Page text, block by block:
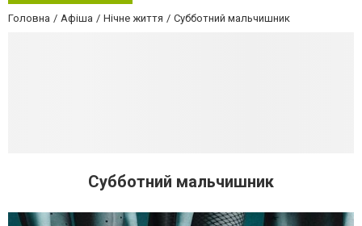
Головна Афіша Нічне життя Субботний мальчишник
Субботний мальчишник